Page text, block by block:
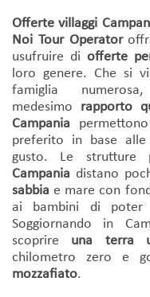
Offerte villaggi
Noi Tour Operator
usufruire di offerte
loro genere. Che si
famiglia
medesimo rapporto
Campania
preferito in base
gusto. Le strutture
Campania distano
sabbia e mare con
ai bambini di poter
Soggiornando in
scoprire una terra
chilometro zero e
mozzafiato.